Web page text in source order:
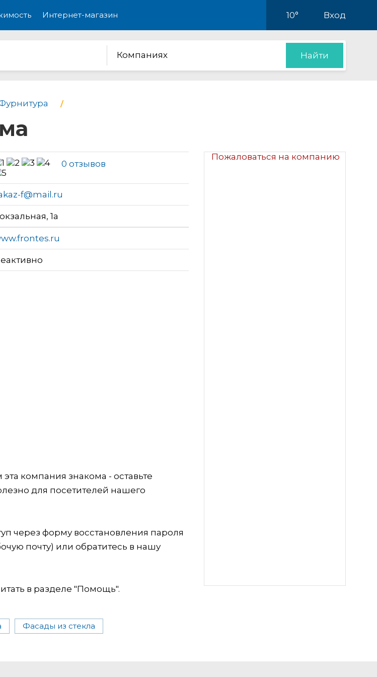
Интернет-магазин 10° Вход
Компаниях Найти
Пожаловаться на компанию
0 отзывов
f@mail.ru
1а
компания знакома - оставьте
для посетителей нашего
через форму восстановления пароля
почту) или обратитесь в нашу
в разделе "Помощь".
Фасады из стекла